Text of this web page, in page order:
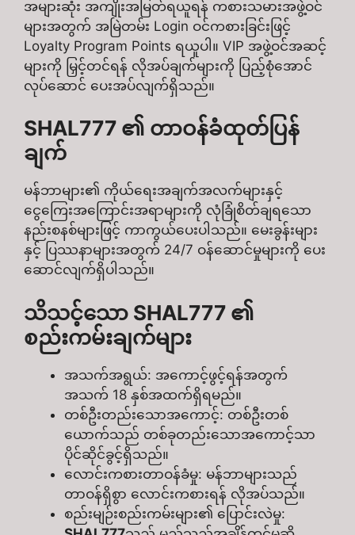
အများဆုံး အကျိုးအမြတ်ရယူရန် ကစားသမားအဖွဲ့ဝင်
များအတွက် အမြဲတမ်း Login ဝင်ကစားခြင်းဖြင့်
Loyalty Program Points ရယူပါ။ VIP အဖွဲ့ဝင်အဆင့်
များကို မြှင့်တင်ရန် လိုအပ်ချက်များကို ပြည့်စုံအောင်
လုပ်ဆောင် ပေးအပ်လျက်ရှိသည်။
SHAL777 ၏ တာဝန်ခံထုတ်ပြန်
ချက်
မန်ဘာများ၏ ကိုယ်ရေးအချက်အလက်များနှင့်
ငွေကြေးအကြောင်းအရာများကို လုံခြုံစိတ်ချရသော
နည်းစနစ်များဖြင့် ကာကွယ်ပေးပါသည်။ မေးခွန်းများ
နှင့် ပြဿနာများအတွက် 24/7 ဝန်ဆောင်မှုများကို ပေး
ဆောင်လျက်ရှိပါသည်။​
သိသင့်သော SHAL777 ၏
စည်းကမ်းချက်များ
အသက်အရွယ်: အကောင့်ဖွင့်ရန်အတွက်
အသက် 18 နှစ်အထက်ရှိရမည်။​
တစ်ဦးတည်းသောအကောင့်: တစ်ဦးတစ်
ယောက်သည် တစ်ခုတည်းသောအကောင့်သာ
ပိုင်ဆိုင်ခွင့်ရှိသည်။​
လောင်းကစားတာဝန်ခံမှု: မန်ဘာများသည်
တာဝန်ရှိစွာ လောင်းကစားရန် လိုအပ်သည်။​
စည်းမျဉ်းစည်းကမ်းများ၏ ပြောင်းလဲမှု: